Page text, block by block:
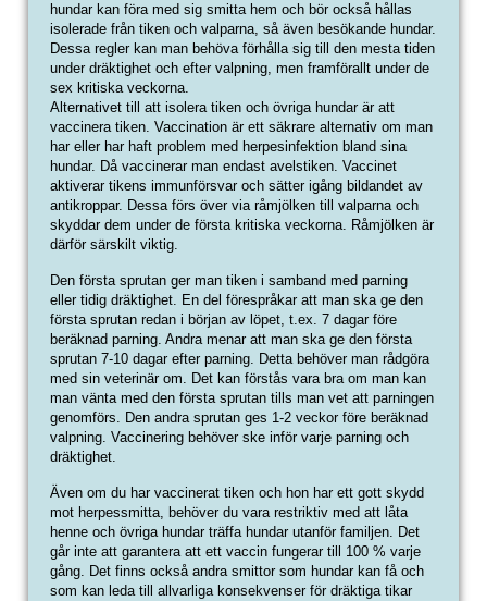
hundar kan föra med sig smitta hem och bör också hållas
isolerade från tiken och valparna, så även besökande hundar.
Dessa regler kan man behöva förhålla sig till den mesta tiden
under dräktighet och efter valpning, men framförallt under de
sex kritiska veckorna.
Alternativet till att isolera tiken och övriga hundar är att
vaccinera tiken. Vaccination är ett säkrare alternativ om man
har eller har haft problem med herpesinfektion bland sina
hundar. Då vaccinerar man endast avelstiken. Vaccinet
aktiverar tikens immunförsvar och sätter igång bildandet av
antikroppar. Dessa förs över via råmjölken till valparna och
skyddar dem under de första kritiska veckorna. Råmjölken är
därför särskilt viktig.
Den första sprutan ger man tiken i samband med parning
eller tidig dräktighet. En del förespråkar att man ska ge den
första sprutan redan i början av löpet, t.ex. 7 dagar före
beräknad parning. Andra menar att man ska ge den första
sprutan 7-10 dagar efter parning. Detta behöver man rådgöra
med sin veterinär om. Det kan förstås vara bra om man kan
man vänta med den första sprutan tills man vet att parningen
genomförs. Den andra sprutan ges 1-2 veckor före beräknad
valpning. Vaccinering behöver ske inför varje parning och
dräktighet.
Även om du har vaccinerat tiken och hon har ett gott skydd
mot herpessmitta, behöver du vara restriktiv med att låta
henne och övriga hundar träffa hundar utanför familjen. Det
går inte att garantera att ett vaccin fungerar till 100 % varje
gång. Det finns också andra smittor som hundar kan få och
som kan leda till allvarliga konsekvenser för dräktiga tikar